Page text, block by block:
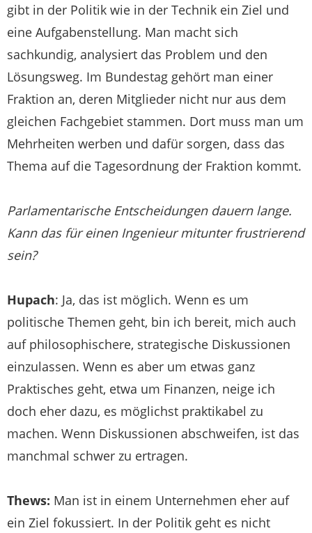
gibt in der Politik wie in der Technik ein Ziel und
eine Aufgabenstellung. Man macht sich
sachkundig, analysiert das Problem und den
Lösungsweg. Im Bundestag gehört man einer
Fraktion an, deren Mitglieder nicht nur aus dem
gleichen Fachgebiet stammen. Dort muss man um
Mehrheiten werben und dafür sorgen, dass das
Thema auf die Tagesordnung der Fraktion kommt.
Parlamentarische Entscheidungen dauern lange.
Kann das für einen Ingenieur mitunter frustrierend
sein?
Hupach: Ja, das ist möglich. Wenn es um
politische Themen geht, bin ich bereit, mich auch
auf philosophischere, strategische Diskussionen
einzulassen. Wenn es aber um etwas ganz
Praktisches geht, etwa um Finanzen, neige ich
doch eher dazu, es möglichst praktikabel zu
machen. Wenn Diskussionen abschweifen, ist das
manchmal schwer zu ertragen.
Thews: Man ist in einem Unternehmen eher auf
ein Ziel fokussiert. In der Politik geht es nicht